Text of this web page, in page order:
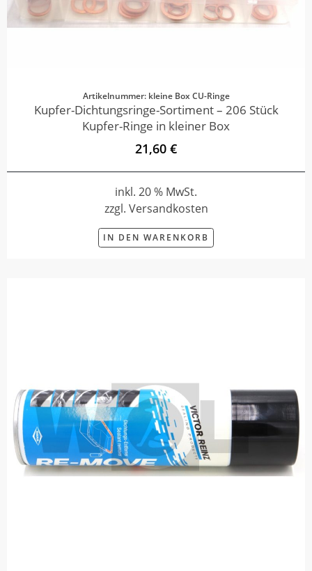
Artikelnummer: kleine Box CU-Ringe
Kupfer-Dichtungsringe-Sortiment – 206 Stück
Kupfer-Ringe in kleiner Box
21,60 €
inkl. 20 % MwSt.
zzgl. Versandkosten
IN DEN WARENKORB